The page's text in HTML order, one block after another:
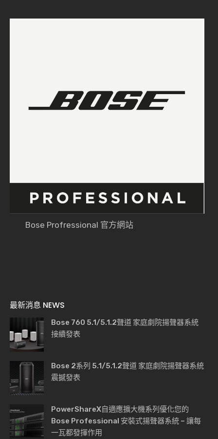
Bose Profressional 官方網站
最新消息 NEWS
Bose 760 5.1/5.1.2聲道 家庭劇院揚聲器系統
接續發表
Bose 2系列 5.1/5.1.2聲道 家庭劇院揚聲器系統
震撼發表
PowerShareX自適應擴大機系列優化您的
Bose Professional 安裝式揚聲器系統 – 讓每
一瓦都發揮作用